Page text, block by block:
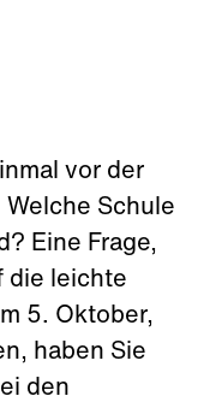
vor der
Schule
Eine Frage,
die leichte
5. Oktober,
haben Sie
den